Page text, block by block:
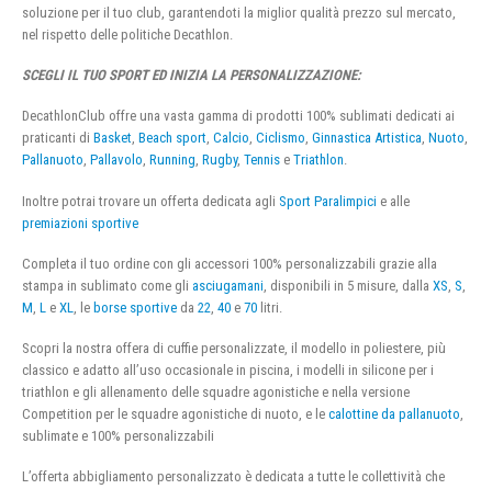
soluzione per il tuo club, garantendoti la miglior qualità prezzo sul mercato,
nel rispetto delle politiche Decathlon.
SCEGLI IL TUO SPORT ED INIZIA LA PERSONALIZZAZIONE:
DecathlonClub offre una vasta gamma di prodotti 100% sublimati dedicati ai
praticanti di Basket, Beach sport, Calcio, Ciclismo, Ginnastica Artistica, Nuoto,
Pallanuoto, Pallavolo, Running, Rugby, Tennis e Triathlon.
Inoltre potrai trovare un offerta dedicata agli Sport Paralimpici e alle
premiazioni sportive
Completa il tuo ordine con gli accessori 100% personalizzabili grazie alla
stampa in sublimato come gli asciugamani , disponibili in 5 misure, dalla XS S
M L e XL , le borse sportive da 22 40 e 70 litri.
Scopri la nostra offera di cuffie personalizzate, il modello in poliestere, più
classico e adatto all’uso occasionale in piscina, i modelli in silicone per i
triathlon e gli allenamento delle squadre agonistiche e nella versione
Competition per le squadre agonistiche di nuoto, e le calottine da pallanuoto,
sublimate e 100% personalizzabili
L’offerta abbigliamento personalizzato è dedicata a tutte le collettività che